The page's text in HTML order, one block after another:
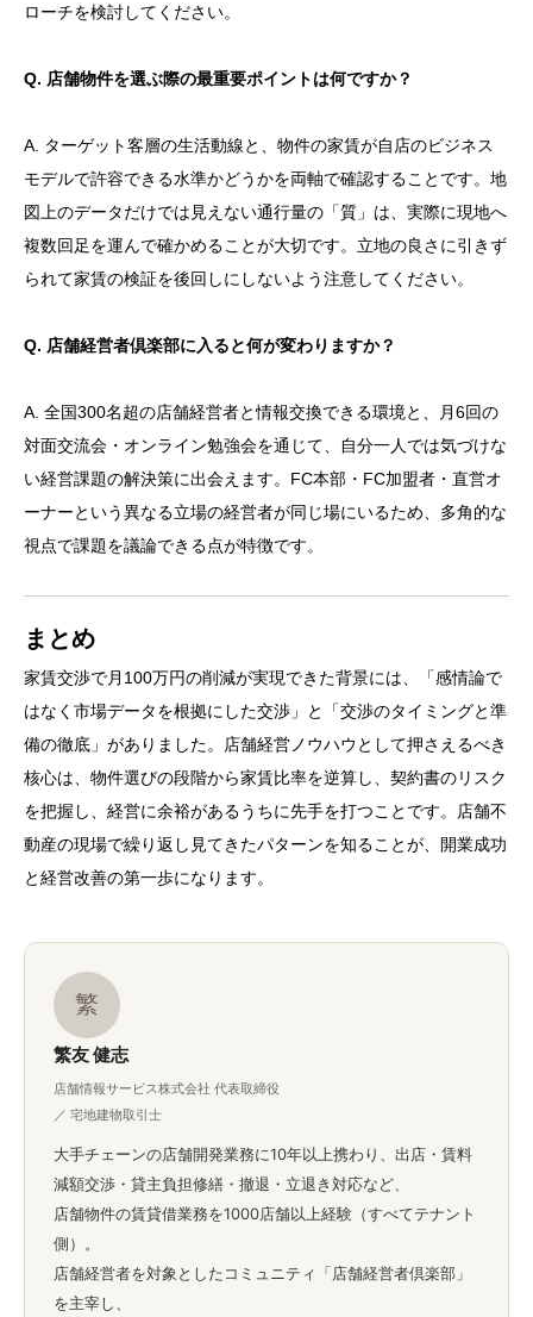
ローチを検討してください。
Q. 店舗物件を選ぶ際の最重要ポイントは何ですか？
A. ターゲット客層の生活動線と、物件の家賃が自店のビジネス
モデルで許容できる水準かどうかを両軸で確認することです。地
図上のデータだけでは見えない通行量の「質」は、実際に現地へ
複数回足を運んで確かめることが大切です。立地の良さに引きず
られて家賃の検証を後回しにしないよう注意してください。
Q. 店舗経営者倶楽部に入ると何が変わりますか？
A. 全国300名超の店舗経営者と情報交換できる環境と、月6回の
対面交流会・オンライン勉強会を通じて、自分一人では気づけな
い経営課題の解決策に出会えます。FC本部・FC加盟者・直営オ
ーナーという異なる立場の経営者が同じ場にいるため、多角的な
視点で課題を議論できる点が特徴です。
まとめ
家賃交渉で月100万円の削減が実現できた背景には、「感情論で
はなく市場データを根拠にした交渉」と「交渉のタイミングと準
備の徹底」がありました。店舗経営ノウハウとして押さえるべき
核心は、物件選びの段階から家賃比率を逆算し、契約書のリスク
を把握し、経営に余裕があるうちに先手を打つことです。店舗不
動産の現場で繰り返し見てきたパターンを知ることが、開業成功
と経営改善の第一歩になります。
繁
繁友 健志
店舗情報サービス株式会社 代表取締役
／ 宅地建物取引士
大手チェーンの店舗開発業務に10年以上携わり、出店・賃料
減額交渉・貸主負担修繕・撤退・立退き対応など、
店舗物件の賃貸借業務を1000店舗以上経験（すべてテナント
側）。
店舗経営者を対象としたコミュニティ「店舗経営者倶楽部」
を主宰し、